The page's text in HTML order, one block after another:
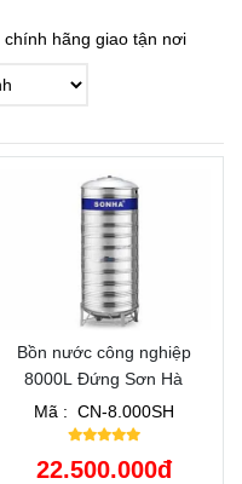
hãng giao tận nơi
Bồn nước công nghiệp
8000L Đứng Sơn Hà
Mã : CN-8.000SH
22.500.000đ